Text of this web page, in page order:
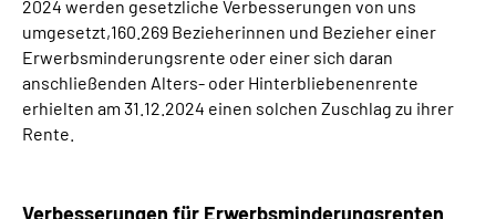
2024 werden gesetzliche Verbesserungen von uns
umgesetzt,160.269 Bezieherinnen und Bezieher einer
Erwerbsminderungsrente oder einer sich daran
anschließenden Alters- oder Hinterbliebenenrente
erhielten am 31.12.2024 einen solchen Zuschlag zu ihrer
Rente.
Verbesserungen für Erwerbsminderungsrenten